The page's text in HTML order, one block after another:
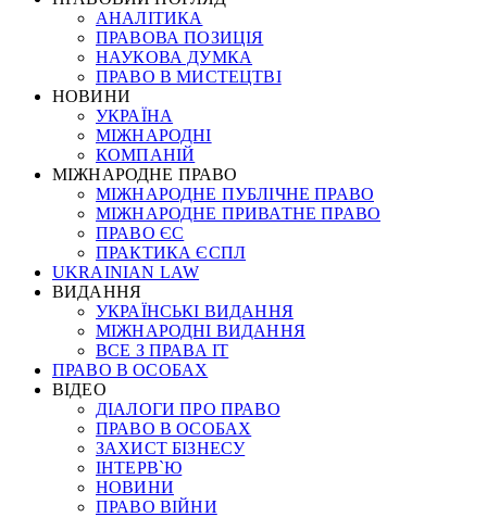
АНАЛІТИКА
ПРАВОВА ПОЗИЦІЯ
НАУКОВА ДУМКА
ПРАВО В МИСТЕЦТВІ
НОВИНИ
УКРАЇНА
МІЖНАРОДНІ
КОМПАНІЙ
МІЖНАРОДНЕ ПРАВО
МІЖНАРОДНЕ ПУБЛІЧНЕ ПРАВО
МІЖНАРОДНЕ ПРИВАТНЕ ПРАВО
ПРАВО ЄС
ПРАКТИКА ЄСПЛ
UKRAINIAN LAW
ВИДАННЯ
УКРАЇНСЬКІ ВИДАННЯ
МІЖНАРОДНІ ВИДАННЯ
ВСЕ З ПРАВА ІТ
ПРАВО В ОСОБАХ
ВІДЕО
ДІАЛОГИ ПРО ПРАВО
ПРАВО В ОСОБАХ
ЗАХИСТ БІЗНЕСУ
ІНТЕРВ`Ю
НОВИНИ
ПРАВО ВІЙНИ